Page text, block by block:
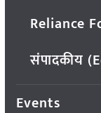
Reliance
संपादकीय
Events